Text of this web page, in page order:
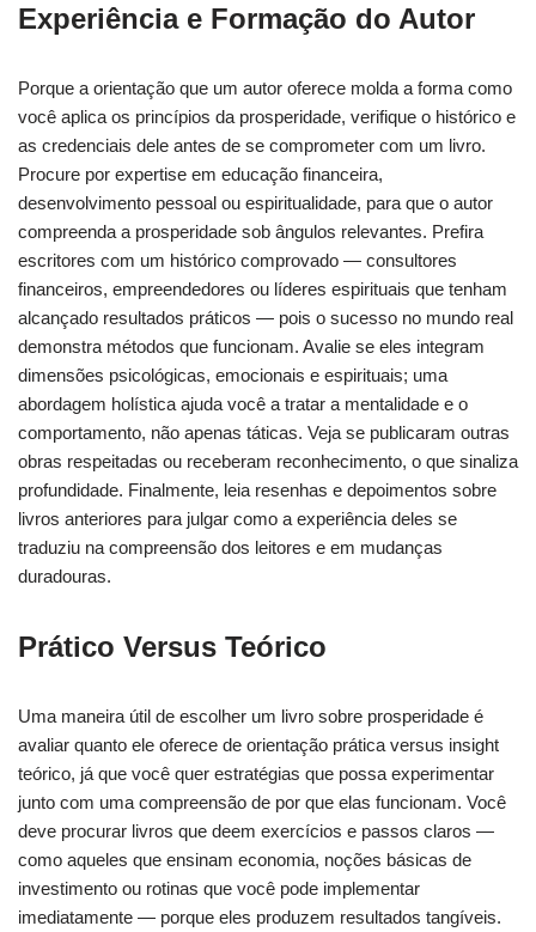
Experiência e Formação do Autor
Porque a orientação que um autor oferece molda a forma como
você aplica os princípios da prosperidade, verifique o histórico e
as credenciais dele antes de se comprometer com um livro.
Procure por expertise em educação financeira,
desenvolvimento pessoal ou espiritualidade, para que o autor
compreenda a prosperidade sob ângulos relevantes. Prefira
escritores com um histórico comprovado — consultores
financeiros, empreendedores ou líderes espirituais que tenham
alcançado resultados práticos — pois o sucesso no mundo real
demonstra métodos que funcionam. Avalie se eles integram
dimensões psicológicas, emocionais e espirituais; uma
abordagem holística ajuda você a tratar a mentalidade e o
comportamento, não apenas táticas. Veja se publicaram outras
obras respeitadas ou receberam reconhecimento, o que sinaliza
profundidade. Finalmente, leia resenhas e depoimentos sobre
livros anteriores para julgar como a experiência deles se
traduziu na compreensão dos leitores e em mudanças
duradouras.
Prático Versus Teórico
Uma maneira útil de escolher um livro sobre prosperidade é
avaliar quanto ele oferece de orientação prática versus insight
teórico, já que você quer estratégias que possa experimentar
junto com uma compreensão de por que elas funcionam. Você
deve procurar livros que deem exercícios e passos claros —
como aqueles que ensinam economia, noções básicas de
investimento ou rotinas que você pode implementar
imediatamente — porque eles produzem resultados tangíveis.